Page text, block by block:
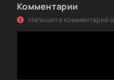
Комментарии
Напишите комментарий